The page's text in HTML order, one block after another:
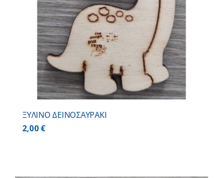
ΞΥΛΙΝΟ ΔΕΙΝΟΣΑΥΡΑΚΙ
2,00€